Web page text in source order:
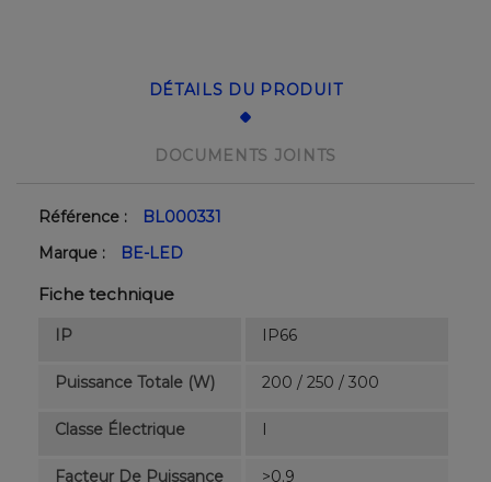
DÉTAILS DU PRODUIT
DOCUMENTS JOINTS
Référence :
BL000331
Marque :
BE-LED
Fiche technique
IP IP66
Puissance Totale (W) 200 / 250 / 300
Classe Électrique I
Facteur De Puissance >0.9